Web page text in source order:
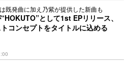
既発曲に加え乃紫が提供した新曲も
として1st EPリリース、
コンセプトをタイトルに込める